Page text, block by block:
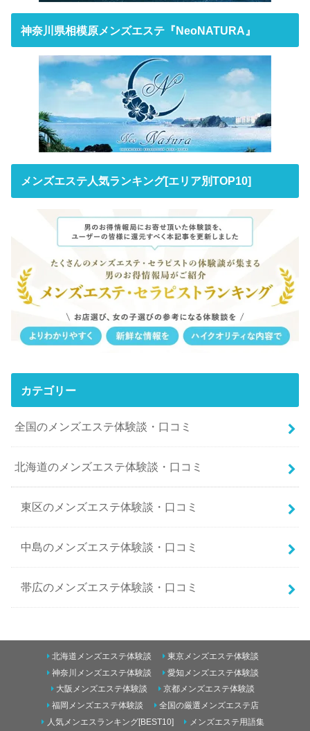
神奈川県相模原メンズエステ『NeoNATURA』
メンズエステ人気ランキング[エリア別TOP10]
カテゴリー
全国のメンズエステ体験談・口コミ
北海道のメンズエステ体験談・口コミ
東区のメンズエステ体験談・口コミ
中島のメンズエステ体験談・口コミ
帯広のメンズエステ体験談・口コミ
東のメンズエステ体験談・口コミ
すすきののメンズエステ体験談・口コミ
北海道メンズエステ体験談
東京メンズエステ体験談
神奈川メンズエステ体験談
愛知メンズエステ体験談
大阪メンズエステ体験談
京都メンズエステ体験談
福岡メンズエステ体験談
全国の厳選メンズエステ店
人気メンエスランキング[BEST10]
メンズエステ用語集